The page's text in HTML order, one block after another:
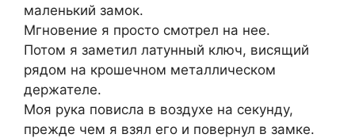
маленький замок.
Мгновение я просто смотрел на нее.
Потом я заметил латунный ключ, висящий
рядом на крошечном металлическом
держателе.
Моя рука повисла в воздухе на секунду,
прежде чем я взял его и повернул в замке.